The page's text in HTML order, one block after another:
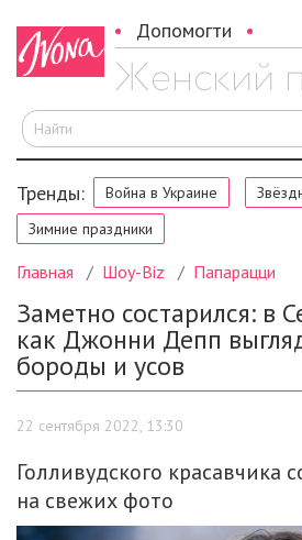
Допомогти
Тренды: Война в Украине
Зимние праздники
Главная Шоу-Biz Папарацци
Заметно состарился: в
как Джонни Депп
бороды и усов
22 сентября 2022, 13:30
Голливудского красавчика
на свежих фото